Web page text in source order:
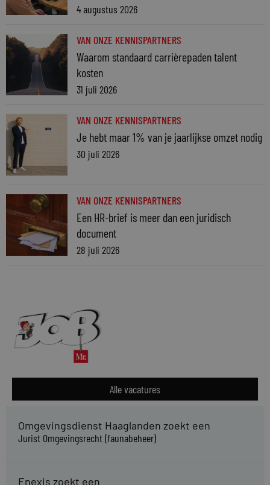
4 augustus 2026
VAN ONZE KENNISPARTNERS
Waarom standaard carrièrepaden talent
kosten
31 juli 2026
VAN ONZE KENNISPARTNERS
Je hebt maar 1% van je jaarlijkse omzet nodig
30 juli 2026
VAN ONZE KENNISPARTNERS
Een HR-brief is meer dan een juridisch
document
28 juli 2026
Alle vacatures
Omgevingsdienst Haaglanden zoekt een
Jurist Omgevingsrecht (faunabeheer)
Enexis zoekt een